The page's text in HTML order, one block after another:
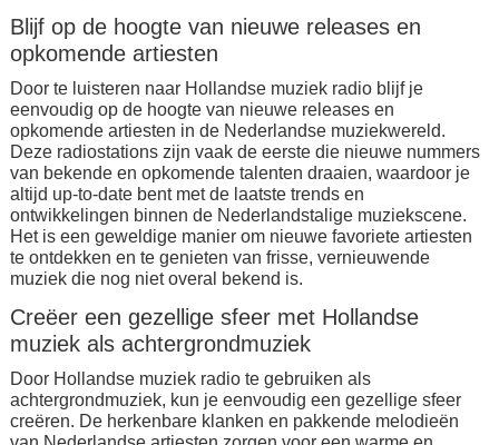
Blijf op de hoogte van nieuwe releases en
opkomende artiesten
Door te luisteren naar Hollandse muziek radio blijf je
eenvoudig op de hoogte van nieuwe releases en
opkomende artiesten in de Nederlandse muziekwereld.
Deze radiostations zijn vaak de eerste die nieuwe nummers
van bekende en opkomende talenten draaien, waardoor je
altijd up-to-date bent met de laatste trends en
ontwikkelingen binnen de Nederlandstalige muziekscene.
Het is een geweldige manier om nieuwe favoriete artiesten
te ontdekken en te genieten van frisse, vernieuwende
muziek die nog niet overal bekend is.
Creëer een gezellige sfeer met Hollandse
muziek als achtergrondmuziek
Door Hollandse muziek radio te gebruiken als
achtergrondmuziek, kun je eenvoudig een gezellige sfeer
creëren. De herkenbare klanken en pakkende melodieën